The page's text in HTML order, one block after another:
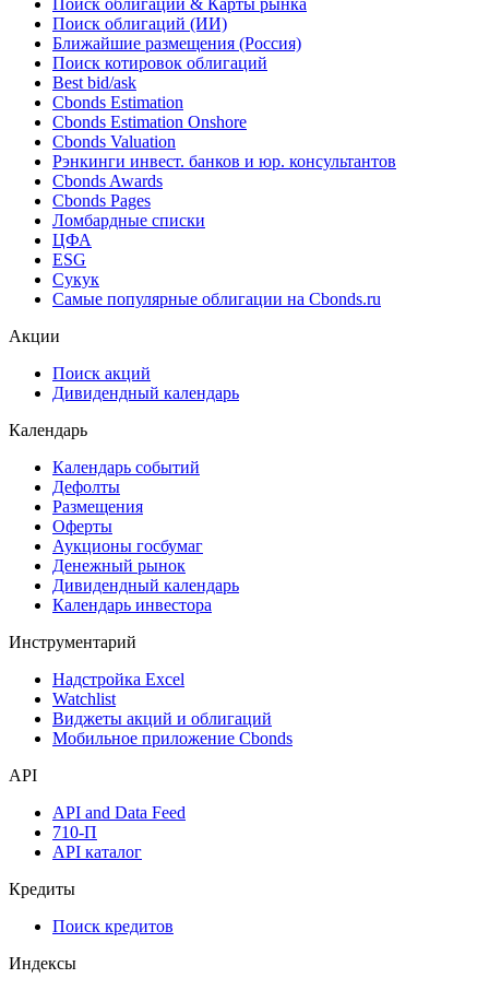
Поиск облигаций & Карты рынка
Поиск облигаций (ИИ)
Ближайшие размещения (Россия)
Поиск котировок облигаций
Best bid/ask
Cbonds Estimation
Cbonds Estimation Onshore
Cbonds Valuation
Рэнкинги инвест. банков и юр. консультантов
Cbonds Awards
Cbonds Pages
Ломбардные списки
ЦФА
ESG
Сукук
Самые популярные облигации на Cbonds.ru
Акции
Поиск акций
Дивидендный календарь
Календарь
Календарь событий
Дефолты
Размещения
Оферты
Аукционы госбумаг
Денежный рынок
Дивидендный календарь
Календарь инвестора
Инструментарий
Надстройка Excel
Watchlist
Виджеты акций и облигаций
Мобильное приложение Cbonds
API
API and Data Feed
710-П
API каталог
Кредиты
Поиск кредитов
Индексы